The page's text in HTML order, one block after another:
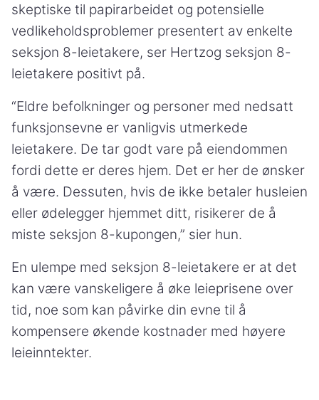
skeptiske til papirarbeidet og potensielle
vedlikeholdsproblemer presentert av enkelte
seksjon 8-leietakere, ser Hertzog seksjon 8-
leietakere positivt på.
“Eldre befolkninger og personer med nedsatt
funksjonsevne er vanligvis utmerkede
leietakere. De tar godt vare på eiendommen
fordi dette er deres hjem. Det er her de ønsker
å være. Dessuten, hvis de ikke betaler husleien
eller ødelegger hjemmet ditt, risikerer de å
miste seksjon 8-kupongen,” sier hun.
En ulempe med seksjon 8-leietakere er at det
kan være vanskeligere å øke leieprisene over
tid, noe som kan påvirke din evne til å
kompensere økende kostnader med høyere
leieinntekter.